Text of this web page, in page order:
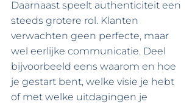
Daarnaast speelt authenticiteit een
steeds grotere rol. Klanten
verwachten geen perfecte, maar
wel eerlijke communicatie. Deel
bijvoorbeeld eens waarom en hoe
je gestart bent, welke visie je hebt
of met welke uitdagingen je